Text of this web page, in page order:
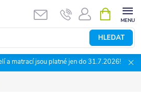
HLEDAT
NÁKUPNÍ
KOŠÍK
a matrací jsou platné jen do 31.7.2026!